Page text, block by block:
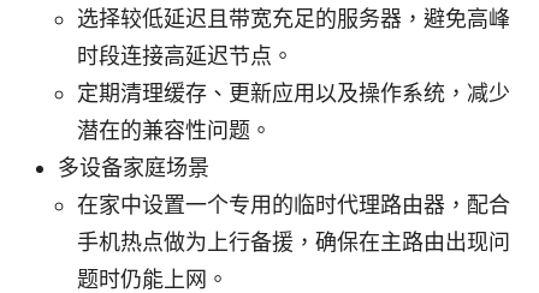
选择较低延迟且带宽充足的服务器，避免高峰
时段连接高延迟节点。
定期清理缓存、更新应用以及操作系统，减少
潜在的兼容性问题。
多设备家庭场景
在家中设置一个专用的临时代理路由器，配合
手机热点做为上行备援，确保在主路由出现问
题时仍能上网。